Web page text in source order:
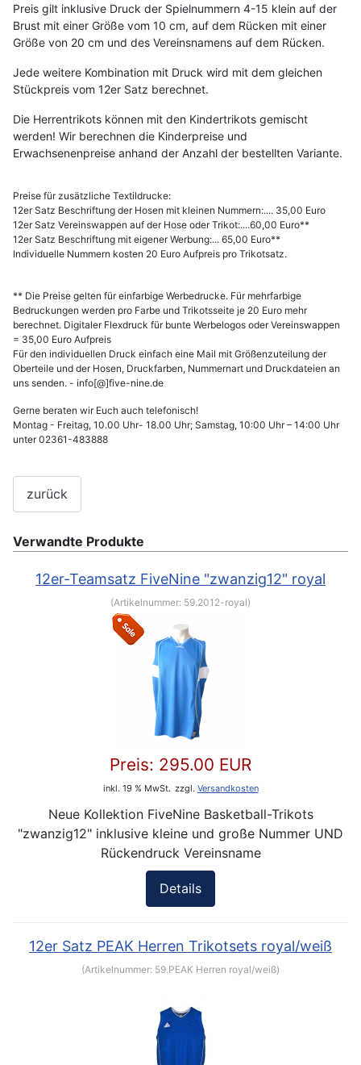
Preis gilt inklusive Druck der Spielnummern 4-15 klein auf der
Brust mit einer Größe vom 10 cm, auf dem Rücken mit einer
Größe von 20 cm und des Vereinsnamens auf dem Rücken.
Jede weitere Kombination mit Druck wird mit dem gleichen
Stückpreis vom 12er Satz berechnet.
Die Herrentrikots können mit den Kindertrikots gemischt
werden! Wir berechnen die Kinderpreise und
Erwachsenenpreise anhand der Anzahl der bestellten Variante.
Preise für zusätzliche Textildrucke:
12er Satz Beschriftung der Hosen mit kleinen Nummern:.... 35,00 Euro
12er Satz Vereinswappen auf der Hose oder Trikot:....60,00 Euro**
12er Satz Beschriftung mit eigener Werbung:... 65,00 Euro**
Individuelle Nummern kosten 20 Euro Aufpreis pro Trikotsatz.
** Die Preise gelten für einfarbige Werbedrucke. Für mehrfarbige
Bedruckungen werden pro Farbe und Trikotsseite je 20 Euro mehr
berechnet. Digitaler Flexdruck für bunte Werbelogos oder Vereinswappen
= 35,00 Euro Aufpreis
Für den individuellen Druck einfach eine Mail mit Größenzuteilung der
Oberteile und der Hosen, Druckfarben, Nummernart und Druckdateien an
uns senden. - info[@]five-nine.de
Gerne beraten wir Euch auch telefonisch!
Montag - Freitag, 10.00 Uhr- 18.00 Uhr; Samstag, 10:00 Uhr – 14:00 Uhr
unter 02361-483888
Verwandte Produkte
12er-Teamsatz FiveNine "zwanzig12" royal
(Artikelnummer: 59.2012-royal)
Preis: 295.00 EUR
inkl. 19 % MwSt. zzgl. Versandkosten
Neue Kollektion FiveNine Basketball-Trikots
"zwanzig12" inklusive kleine und große Nummer UND
Rückendruck Vereinsname
Details
12er Satz PEAK Herren Trikotsets royal/weiß
(Artikelnummer: 59.PEAK Herren royal/weiß)